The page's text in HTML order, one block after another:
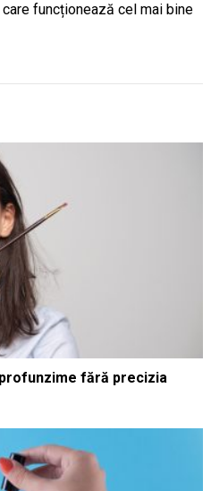
funcționează cel mai bine
fără precizia